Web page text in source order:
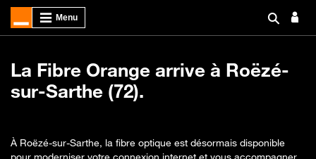
La Fibre Orange arrive à Roëzé-
sur-Sarthe (72).
À Roëzé-sur-Sarthe, la fibre optique est désormais disponible
pour moderniser votre connexion internet et vous accompagner